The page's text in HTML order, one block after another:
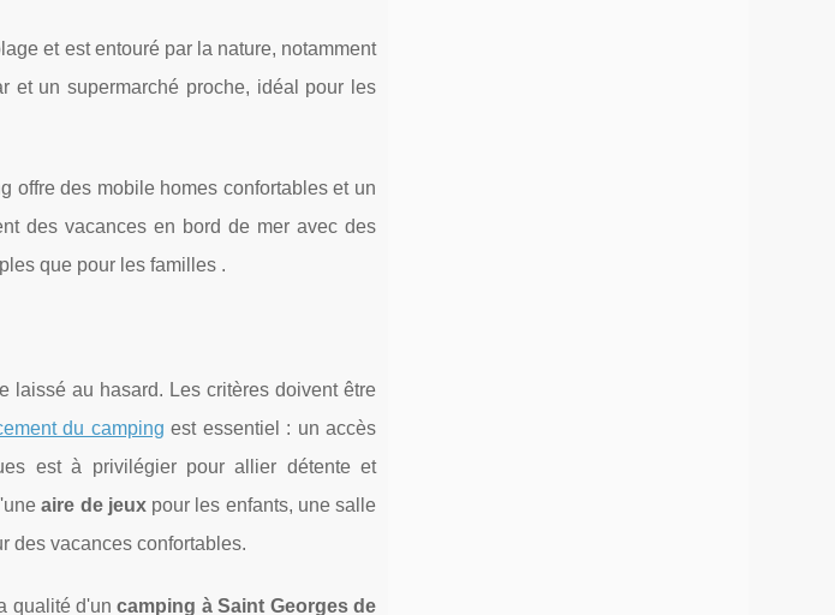
et est entouré par la nature, notamment
et un supermarché proche, idéal pour les
offre des mobile homes confortables et un
des vacances en bord de mer avec des
que pour les familles​ .
laissé au hasard. Les critères doivent être
du camping est essentiel : un accès
est à privilégier pour allier détente et
aire de jeuxpour les enfants, une salle
des vacances confortables.
qualité d'uncamping à Saint Georges de